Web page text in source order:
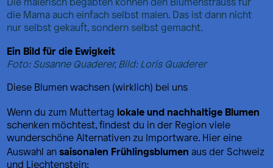
die Mama auch einfach selbst malen. Das ist dann nicht
nur selbst gekauft, sondern selbst gemacht.
Ein Bild für die Ewigkeit
Foto: Susanne Quaderer, Bild: Loris Quaderer
Diese Blumen wachsen (wirklich) bei uns
Wenn du zum Muttertag lokale und nachhaltige Blumen
schenken möchtest, findest du in der Region viele
wunderschöne Alternativen zu Importware. Hier eine
Auswahl ansaisonalen Frühlingsblumen aus der Schweiz
und Liechtenstein: